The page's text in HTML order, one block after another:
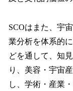
SCOはまた、宇
業分析を体系的
どを通して、知
り、美容・宇宙
し、学術・産業